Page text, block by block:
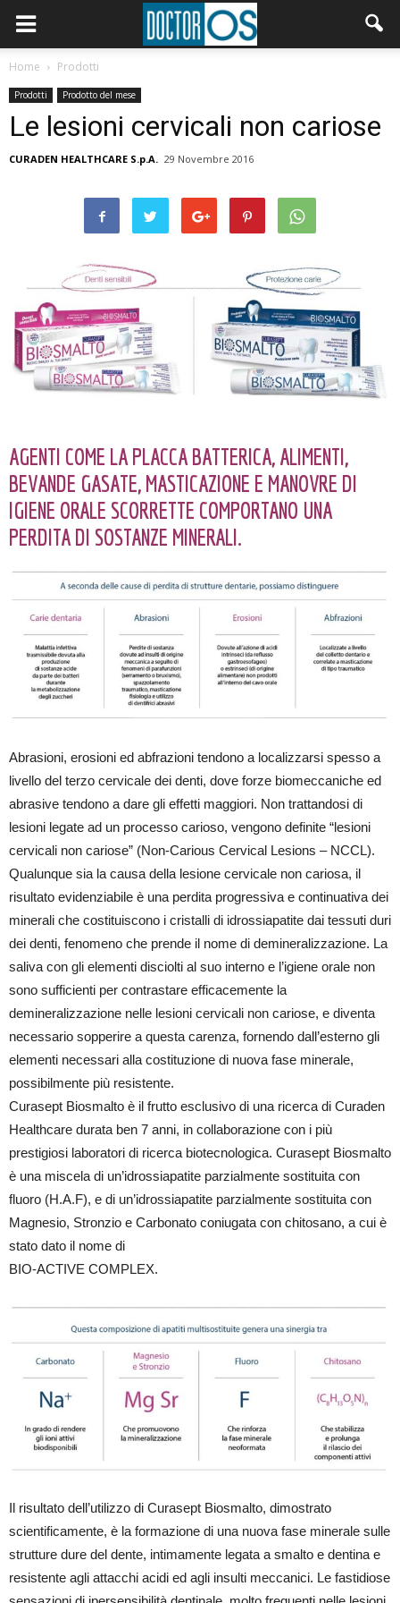
Home Prodotti
Prodotti Prodotto del mese
Le lesioni cervicali non cariose
CURADEN HEALTHCARE S.p.A. 29 Novembre 2016
AGENTI COME LA PLACCA BATTERICA, ALIMENTI,
BEVANDE GASATE, MASTICAZIONE E MANOVRE DI
IGIENE ORALE SCORRETTE COMPORTANO UNA
PERDITA DI SOSTANZE MINERALI.
Abrasioni, erosioni ed abfrazioni tendono a localizzarsi spesso a
livello del terzo cervicale dei denti, dove forze biomeccaniche ed
abrasive tendono a dare gli effetti maggiori. Non trattandosi di
lesioni legate ad un processo carioso, vengono definite “lesioni
cervicali non cariose” (Non-Carious Cervical Lesions – NCCL).
Qualunque sia la causa della lesione cervicale non cariosa, il
risultato evidenziabile è una perdita progressiva e continuativa dei
minerali che costituiscono i cristalli di idrossiapatite dai tessuti duri
dei denti, fenomeno che prende il nome di demineralizzazione. La
saliva con gli elementi disciolti al suo interno e l’igiene orale non
sono sufficienti per contrastare efficacemente la
demineralizzazione nelle lesioni cervicali non cariose, e diventa
necessario sopperire a questa carenza, fornendo dall’esterno gli
elementi necessari alla costituzione di nuova fase minerale,
possibilmente più resistente.
Curasept Biosmalto è il frutto esclusivo di una ricerca di Curaden
Healthcare durata ben 7 anni, in collaborazione con i più
prestigiosi laboratori di ricerca biotecnologica. Curasept Biosmalto
è una miscela di un’idrossiapatite parzialmente sostituita con
fluoro (H.A.F), e di un’idrossiapatite parzialmente sostituita con
Magnesio, Stronzio e Carbonato coniugata con chitosano, a cui è
stato dato il nome di
BIO-ACTIVE COMPLEX.
Il risultato dell’utilizzo di Curasept Biosmalto, dimostrato
scientificamente, è la formazione di una nuova fase minerale sulle
strutture dure del dente, intimamente legata a smalto e dentina e
resistente agli attacchi acidi ed agli insulti meccanici. Le fastidiose